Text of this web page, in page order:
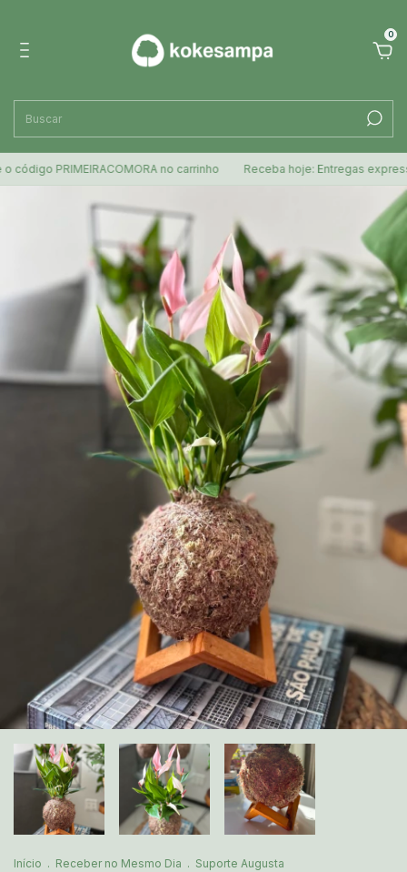
0
PRIMEIRACOMORA no carrinho Receba hoje: Entregas expressas
Início . Receber no Mesmo Dia . Suporte Augusta